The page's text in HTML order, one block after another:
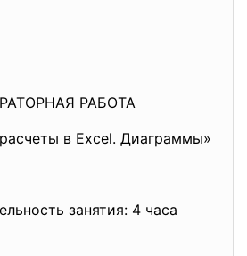
РАБОТА
в Excel. Диаграммы»
занятия: 4 часа